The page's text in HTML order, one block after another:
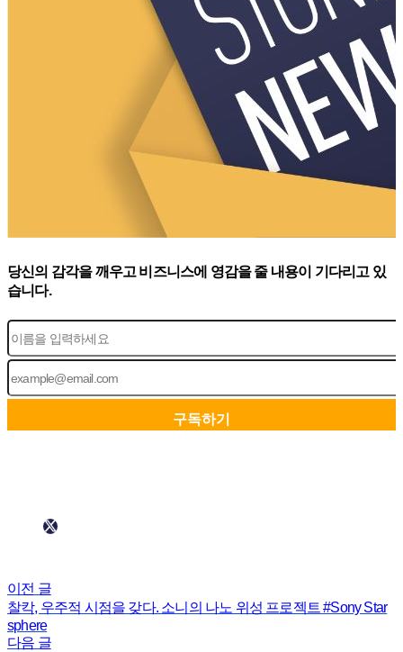
당신의 감각을 깨우고 비즈니스에 영감을 줄 내용이 기다리고 있
습니다.
이전 글
찰칵, 우주적 시점을 갖다. 소니의 나노 위성 프로젝트 #Sony Star
sphere
다음 글